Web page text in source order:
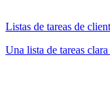
Listas de tareas de
Una lista de tareas